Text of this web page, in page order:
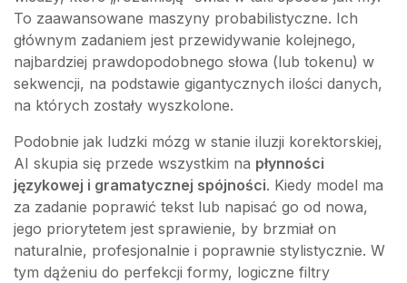
To zaawansowane maszyny probabilistyczne. Ich
głównym zadaniem jest przewidywanie kolejnego,
najbardziej prawdopodobnego słowa (lub tokenu) w
sekwencji, na podstawie gigantycznych ilości danych,
na których zostały wyszkolone.
Podobnie jak ludzki mózg w stanie iluzji korektorskiej,
AI skupia się przede wszystkim na płynności
językowej i gramatycznej spójności. Kiedy model ma
za zadanie poprawić tekst lub napisać go od nowa,
jego priorytetem jest sprawienie, by brzmiał on
naturalnie, profesjonalnie i poprawnie stylistycznie. W
tym dążeniu do perfekcji formy, logiczne filtry